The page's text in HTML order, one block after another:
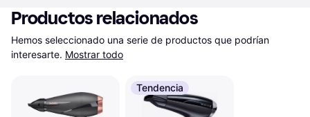
Productos relacionados
Hemos seleccionado una serie de productos que podrían
interesarte. Mostrar todo
Tendencia